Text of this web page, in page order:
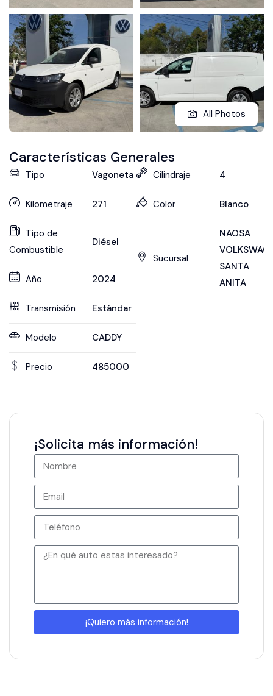
All Photos
Características Generales
Tipo Vagoneta
Kilometraje 271
Tipo de
Combustible
Diésel
Año 2024
Transmisión Estándar
Modelo CADDY
Precio 485000
Cilindraje 4
Color Blanco
Sucursal
NAOSA
SANTA
ANITA
¡Solicita más información!
¡Quiero más información!